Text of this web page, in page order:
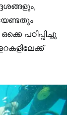
പഠിപ്പിച്ചു